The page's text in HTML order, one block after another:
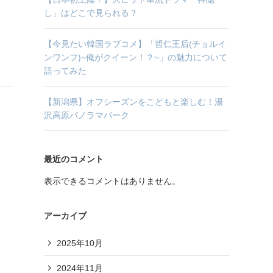
し」はどこで見られる？
【今見たい韓国ラブコメ】「哲仁王后(チョルイ
ンワンフ)~俺がクイーン！？~」の魅力について
語ってみた
【新潟県】オフシーズンをこどもと楽しむ！湯
沢高原パノラマパーク
最近のコメント
表示できるコメントはありません。
アーカイブ
2025年10月
2024年11月